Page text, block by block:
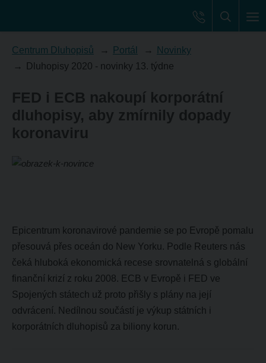
Centrum Dluhopisů Portál
Novinky
Dluhopisy 2020 - novinky 13. týdne
FED i ECB nakoupí korporátní
dluhopisy, aby zmírnily dopady
koronaviru
Epicentrum koronavirové pandemie se po Evropě pomalu
přesouvá přes oceán do New Yorku. Podle Reuters nás
čeká hluboká ekonomická recese srovnatelná s globální
finanční krizí z roku 2008. ECB v Evropě i FED ve
Spojených státech už proto přišly s plány na její
odvrácení. Nedílnou součástí je výkup státních i
korporátních dluhopisů za biliony korun.